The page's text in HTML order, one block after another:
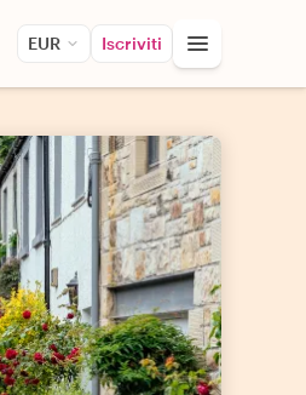
EUR Iscriviti